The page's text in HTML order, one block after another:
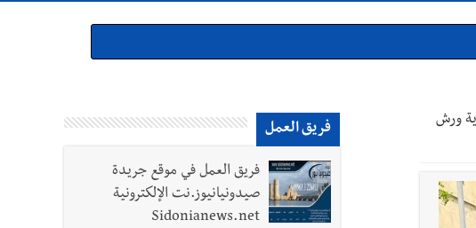
للمدينة القديمة
حول الجيش في هذه المرحلة الدقيقة
ورش
فريق العمل
فريق العمل في موقع جريدة
صيدونيانيوز.نت الإلكترونية
Sidonianews.net